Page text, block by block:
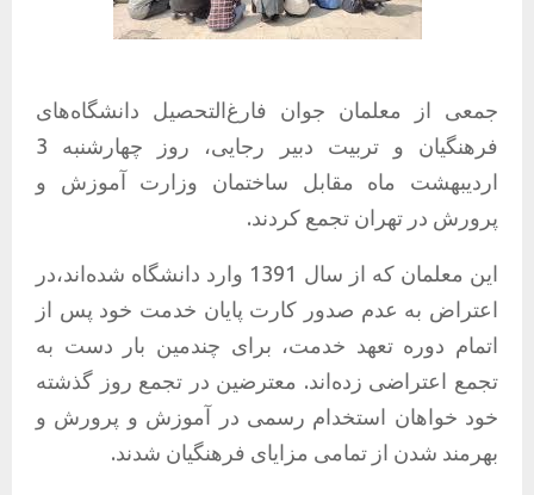
جمعی از معلمان جوان فارغ‌التحصیل دانشگاه‌های
فرهنگیان و تربیت دبیر رجایی، روز چهارشنبه 3
اردیبهشت ماه مقابل ساختمان وزارت آموزش و
پرورش در تهران تجمع کردند.
این معلمان که از سال 1391 وارد دانشگاه شده‌اند،در
اعتراض به عدم صدور کارت پایان خدمت خود پس از
اتمام دوره تعهد خدمت، برای چندمین بار دست به
تجمع اعتراضی زده‌اند. معترضین در تجمع روز گذشته
خود خواهان استخدام رسمی در آموزش و پرورش و
بهرمند شدن از تمامی مزایای فرهنگیان شدند.